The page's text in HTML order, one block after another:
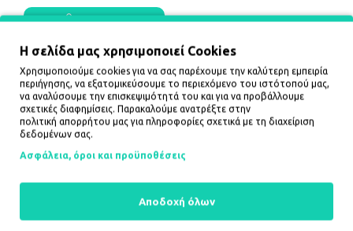
ΚΑΛΆΘΙ
ΔΕΝ ΥΠΑΡΧΟΥΝ ΠΕΡΙΣΣΟΤΕΡΑ ΠΡΟΪΟΝΤΑ
Πληροφορίες
Τρόποι αποστολής
Ασφάλεια, όροι και προϋποθέσεις
Η σελίδα μας χρησιμοποιεί Cookies
Χρησιμοποιούμε cookies για να σας παρέχουμε την καλύτερη εμπειρία
περιήγησης, να εξατομικεύσουμε το περιεχόμενο του ιστότοπού μας,
να αναλύσουμε την επισκεψιμότητά του και για να προβάλλουμε
σχετικές διαφημίσεις. Παρακαλούμε ανατρέξτε στην
πολιτική απορρήτου μας για πληροφορίες σχετικά με τη διαχείριση
δεδομένων σας.
Ασφάλεια, όροι και προϋποθέσεις
Αποδοχή όλων